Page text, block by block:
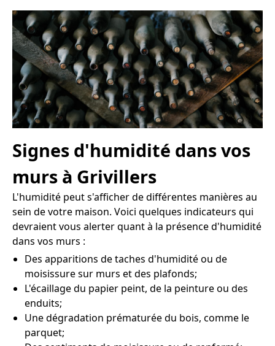
Signes d'humidité dans vos
murs à Grivillers
L'humidité peut s'afficher de différentes manières au
sein de votre maison. Voici quelques indicateurs qui
devraient vous alerter quant à la présence d'humidité
dans vos murs :
Des apparitions de taches d'humidité ou de
moisissure sur murs et des plafonds;
L'écaillage du papier peint, de la peinture ou des
enduits;
Une dégradation prématurée du bois, comme le
parquet;